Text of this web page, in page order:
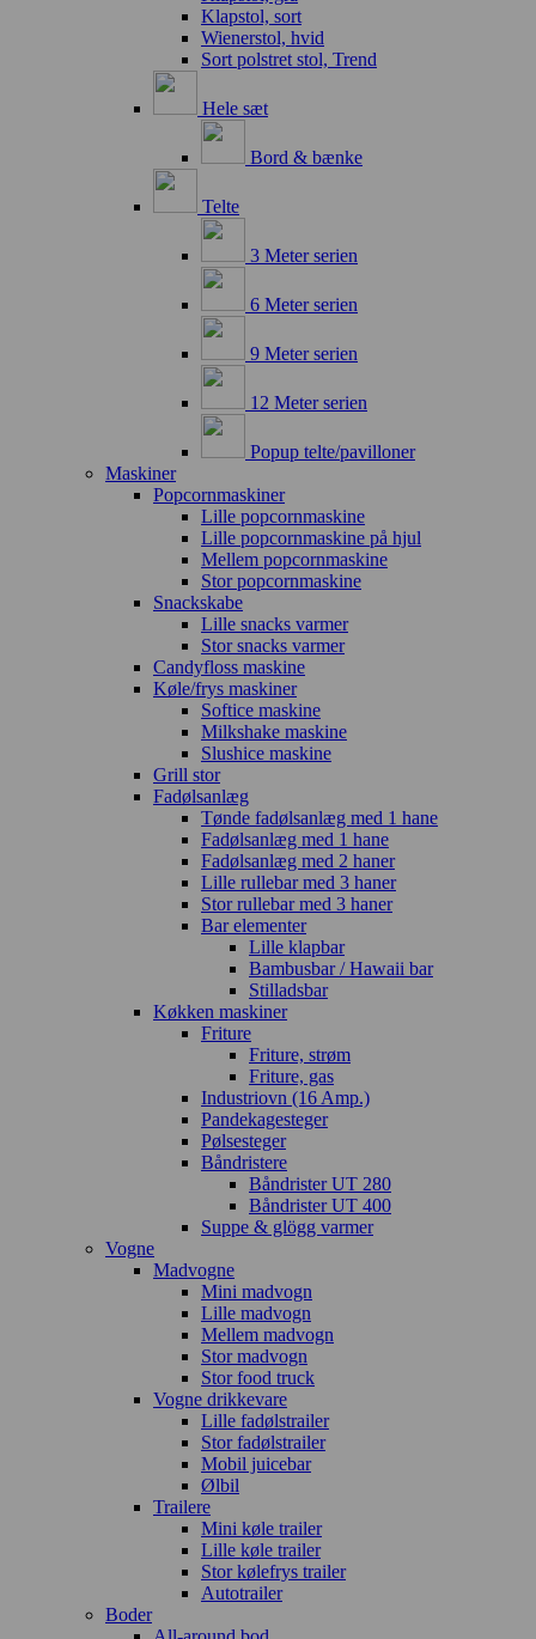
Klapstol, sort
Wienerstol, hvid
Sort polstret stol, Trend
Hele sæt
Bord & bænke
Telte
3 Meter serien
6 Meter serien
9 Meter serien
12 Meter serien
Popup telte/pavilloner
Maskiner
Popcornmaskiner
Lille popcornmaskine
Lille popcornmaskine på hjul
Mellem popcornmaskine
Stor popcornmaskine
Snackskabe
Lille snacks varmer
Stor snacks varmer
Candyfloss maskine
Køle/frys maskiner
Softice maskine
Milkshake maskine
Slushice maskine
Grill stor
Fadølsanlæg
Tønde fadølsanlæg med 1 hane
Fadølsanlæg med 1 hane
Fadølsanlæg med 2 haner
Lille rullebar med 3 haner
Stor rullebar med 3 haner
Bar elementer
Lille klapbar
Bambusbar / Hawaii bar
Stilladsbar
Køkken maskiner
Friture
Friture, strøm
Friture, gas
Industriovn (16 Amp.)
Pandekagesteger
Pølsesteger
Båndristere
Båndrister UT 280
Båndrister UT 400
Suppe & glögg varmer
Vogne
Madvogne
Mini madvogn
Lille madvogn
Mellem madvogn
Stor madvogn
Stor food truck
Vogne drikkevare
Lille fadølstrailer
Stor fadølstrailer
Mobil juicebar
Ølbil
Trailere
Mini køle trailer
Lille køle trailer
Stor kølefrys trailer
Autotrailer
Boder